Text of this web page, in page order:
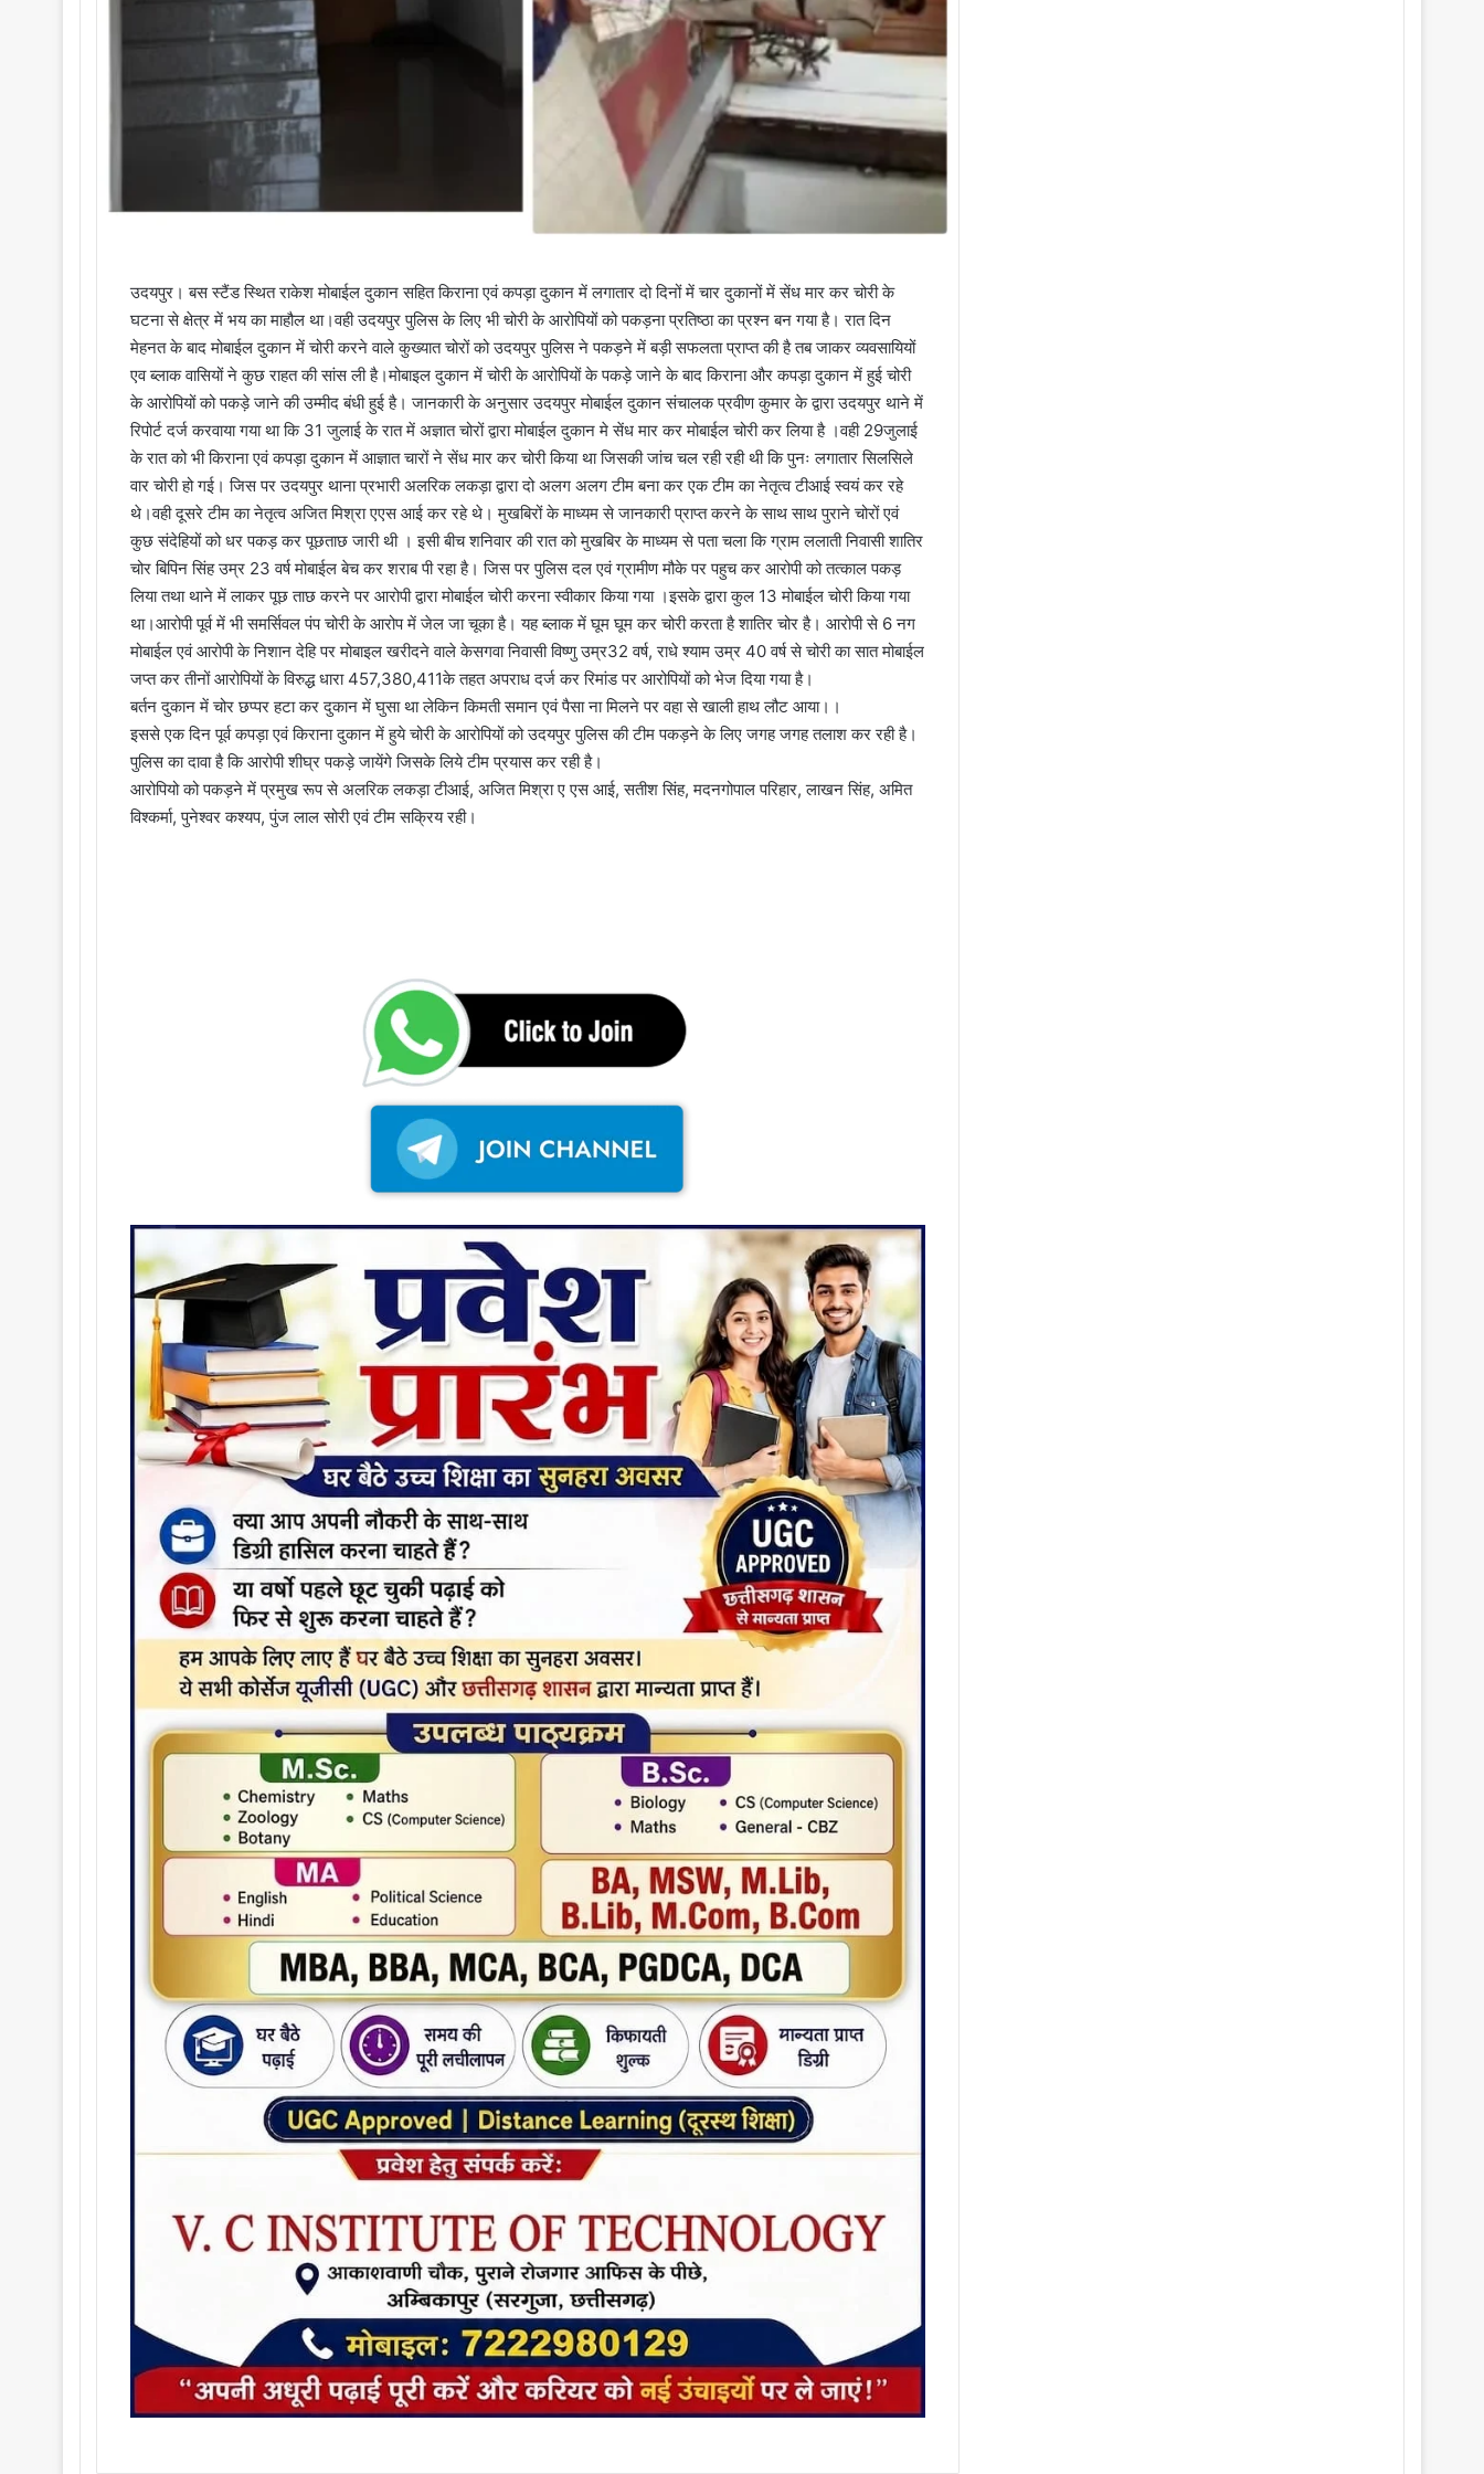
उदयपुर। बस स्टैंड स्थित राकेश मोबाईल दुकान सहित किराना एवं कपड़ा दुकान में लगातार दो दिनों में चार दुकानों में सेंध मार कर चोरी के
घटना से क्षेत्र में भय का माहौल था।वही उदयपुर पुलिस के लिए भी चोरी के आरोपियों को पकड़ना प्रतिष्ठा का प्रश्न बन गया है। रात दिन
मेहनत के बाद मोबाईल दुकान में चोरी करने वाले कुख्यात चोरों को उदयपुर पुलिस ने पकड़ने में बड़ी सफलता प्राप्त की है तब जाकर व्यवसायियों
एव ब्लाक वासियों ने कुछ राहत की सांस ली है।मोबाइल दुकान में चोरी के आरोपियों के पकड़े जाने के बाद किराना और कपड़ा दुकान में हुई चोरी
के आरोपियों को पकड़े जाने की उम्मीद बंधी हुई है। जानकारी के अनुसार उदयपुर मोबाईल दुकान संचालक प्रवीण कुमार के द्वारा उदयपुर थाने में
रिपोर्ट दर्ज करवाया गया था कि 31 जुलाई के रात में अज्ञात चोरों द्वारा मोबाईल दुकान मे सेंध मार कर मोबाईल चोरी कर लिया है ।वही 29जुलाई
के रात को भी किराना एवं कपड़ा दुकान में आज्ञात चारों ने सेंध मार कर चोरी किया था जिसकी जांच चल रही रही थी कि पुनः लगातार सिलसिले
वार चोरी हो गई। जिस पर उदयपुर थाना प्रभारी अलरिक लकड़ा द्वारा दो अलग अलग टीम बना कर एक टीम का नेतृत्व टीआई स्वयं कर रहे
थे।वही दूसरे टीम का नेतृत्व अजित मिश्रा एएस आई कर रहे थे। मुखबिरों के माध्यम से जानकारी प्राप्त करने के साथ साथ पुराने चोरों एवं
कुछ संदेहियों को धर पकड़ कर पूछताछ जारी थी । इसी बीच शनिवार की रात को मुखबिर के माध्यम से पता चला कि ग्राम ललाती निवासी शातिर
चोर बिपिन सिंह उम्र 23 वर्ष मोबाईल बेच कर शराब पी रहा है। जिस पर पुलिस दल एवं ग्रामीण मौके पर पहुच कर आरोपी को तत्काल पकड़
लिया तथा थाने में लाकर पूछ ताछ करने पर आरोपी द्वारा मोबाईल चोरी करना स्वीकार किया गया ।इसके द्वारा कुल 13 मोबाईल चोरी किया गया
था।आरोपी पूर्व में भी समर्सिवल पंप चोरी के आरोप में जेल जा चूका है। यह ब्लाक में घूम घूम कर चोरी करता है शातिर चोर है। आरोपी से 6 नग
मोबाईल एवं आरोपी के निशान देहि पर मोबाइल खरीदने वाले केसगवा निवासी विष्णु उम्र32 वर्ष, राधे श्याम उम्र 40 वर्ष से चोरी का सात मोबाईल
जप्त कर तीनों आरोपियों के विरुद्ध धारा 457,380,411के तहत अपराध दर्ज कर रिमांड पर आरोपियों को भेज दिया गया है।
बर्तन दुकान में चोर छप्पर हटा कर दुकान में घुसा था लेकिन किमती समान एवं पैसा ना मिलने पर वहा से खाली हाथ लौट आया।।
इससे एक दिन पूर्व कपड़ा एवं किराना दुकान में हुये चोरी के आरोपियों को उदयपुर पुलिस की टीम पकड़ने के लिए जगह जगह तलाश कर रही है।
पुलिस का दावा है कि आरोपी शीघ्र पकड़े जायेंगे जिसके लिये टीम प्रयास कर रही है।
आरोपियो को पकड़ने में प्रमुख रूप से अलरिक लकड़ा टीआई, अजित मिश्रा ए एस आई, सतीश सिंह, मदनगोपाल परिहार, लाखन सिंह, अमित
विश्कर्मा, पुनेश्वर कश्यप, पुंज लाल सोरी एवं टीम सक्रिय रही।